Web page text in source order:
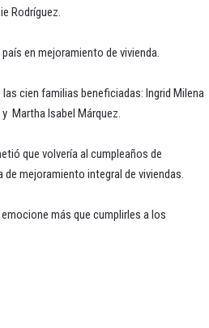
Rodríguez.
en mejoramiento de vivienda.
cien familias beneficiadas: Ingrid Milena
Martha Isabel Márquez.
que volvería al cumpleaños de
mejoramiento integral de viviendas.
más que cumplirles a los